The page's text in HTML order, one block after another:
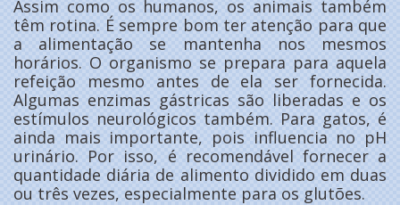
Assim como os humanos, os animais também
têm rotina. É sempre bom ter atenção para que
a alimentação se mantenha nos mesmos
horários. O organismo se prepara para aquela
refeição mesmo antes de ela ser fornecida.
Algumas enzimas gástricas são liberadas e os
estímulos neurológicos também. Para gatos, é
ainda mais importante, pois influencia no pH
urinário. Por isso, é recomendável fornecer a
quantidade diária de alimento dividido em duas
ou três vezes, especialmente para os glutões.